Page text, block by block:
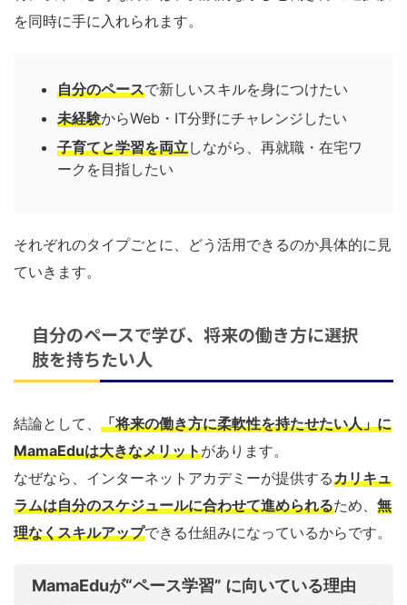
を同時に手に入れられます。
自分のペースで新しいスキルを身につけたい
未経験からWeb・IT分野にチャレンジしたい
子育てと学習を両立しながら、再就職・在宅ワ
ークを目指したい
それぞれのタイプごとに、どう活用できるのか具体的に見
ていきます。
自分のペースで学び、将来の働き方に選択
肢を持ちたい人
結論として、 「将来の働き方に柔軟性を持たせたい人」に
MamaEduは大きなメリットがあります。
なぜなら、インターネットアカデミーが提供するカリキュ
ラムは自分のスケジュールに合わせて進められるため、 無
理なくスキルアップできる仕組みになっているからです。
MamaEduが“ペース学習” に向いている理由